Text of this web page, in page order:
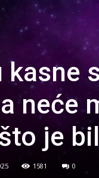
kasne
neće
je
1581 0